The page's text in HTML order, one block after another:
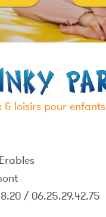
& loisirs pour enfants
/ 06.25.29.42.75